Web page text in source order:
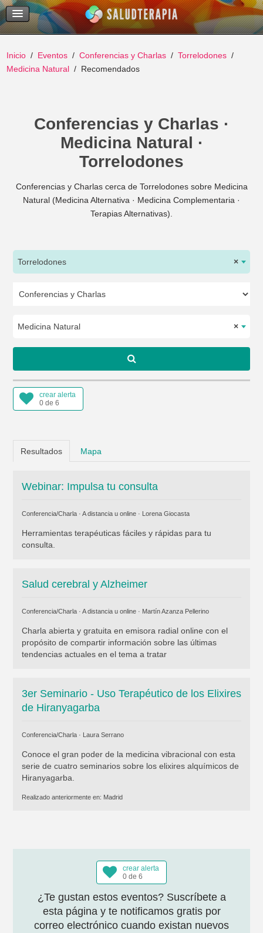
Temas Recientes
Buscar
Inicio Eventos Conferencias y Charlas
Torrelodones
Medicina Natural
Recomendados
Conferencias y Charlas ·
Medicina Natural ·
Torrelodones
Conferencias y Charlas cerca de Torrelodones sobre Medicina
Natural (Medicina Alternativa · Medicina Complementaria ·
Terapias Alternativas).
×
Torrelodones
×
Medicina Natural
crear alerta
0 de 6
Resultados Mapa
Webinar: Impulsa tu consulta
Conferencia/Charla · A distancia u online · Lorena Giocasta
Herramientas terapéuticas fáciles y rápidas para tu
consulta.
Salud cerebral y Alzheimer
Conferencia/Charla · A distancia u online · Martín Azanza Pellerino
Charla abierta y gratuita en emisora radial online con el
propósito de compartir información sobre las últimas
tendencias actuales en el tema a tratar
3er Seminario - Uso Terapéutico de los Elixires
de Hiranyagarba
Conferencia/Charla · Laura Serrano
Conoce el gran poder de la medicina vibracional con esta
serie de cuatro seminarios sobre los elixires alquímicos de
Hiranyagarba.
Realizado anteriormente en: Madrid
crear alerta
0 de 6
¿Te gustan estos eventos? Suscríbete a
esta página y te notificamos gratis por
correo electrónico cuando existan nuevos